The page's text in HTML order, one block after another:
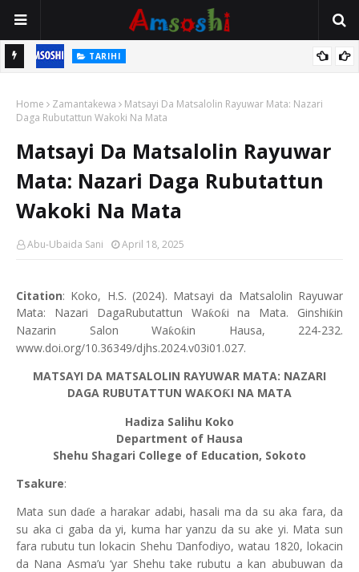
TARIHI
Mutane Ba Su Taba Ji Ba
Home Zamantakewa
Matsayi Da Matsalolin Rayuwar Mata: Nazari
Daga Rubutattun Wakoki Na Mata
Matsayi Da Matsalolin Rayuwar
Mata: Nazari Daga Rubutattun
Wakoki Na Mata
Abu-Ubaida Sani April 18, 2025
Citation: Koko, H.S. (2024). Matsayi da Matsalolin Rayuwar
Mata: Nazari DagaRubutattun Waƙoƙi na Mata. Ginshiƙin
Nazarin Salon Waƙoƙin Hausa, 224-232.
www.doi.org/10.36349/djhs.2024.v03i01.027.
MATSAYI DA MATSALOLIN RAYUWAR MATA: NAZARI
DAGA RUBUTATTUN WAƘOƘI NA MATA
Hadiza Salihu Koko
Department of Hausa
Shehu Shagari College of Education, Sokoto
Tsakure:
Mata sun daɗe a harakar adabi, hasali ma da su aka fara, da
su aka ci gaba da yi, kuma har yanzu da su ake yi. Mata sun
fara rubutu tun lokacin Shehu Ɗanfodiyo, watau 1820, lokacin
da Nana Asma’u ‘yar Shehu take rubutu a kan abubuwan da